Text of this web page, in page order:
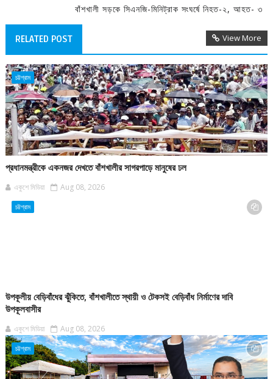
বাঁশখালী সড়কে সিএনজি-মিনিট্রাক সংঘর্ষে নিহত-২, আহত- ৩
RELATED POST View More
চট্টগ্রাম
প্রধানমন্ত্রীকে একনজর দেখতে বাঁশখালীর সাগরপাড়ে মানুষের ঢল
একুশে মিডিয়া Aug 08, 2026
চট্টগ্রাম
উপকূলীয় বেড়িবাঁধের ঝুঁকিতে, বাঁশখালীতে স্থায়ী ও টেকসই বেড়িবাঁধ নির্মাণের দাবি
উপকূলবাসীর
একুশে মিডিয়া Aug 08, 2026
চট্টগ্রাম